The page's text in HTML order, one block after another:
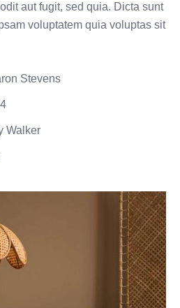
aut fugit, sed quia. Dicta sunt
voluptatem quia voluptas sit
Stevens
Walker